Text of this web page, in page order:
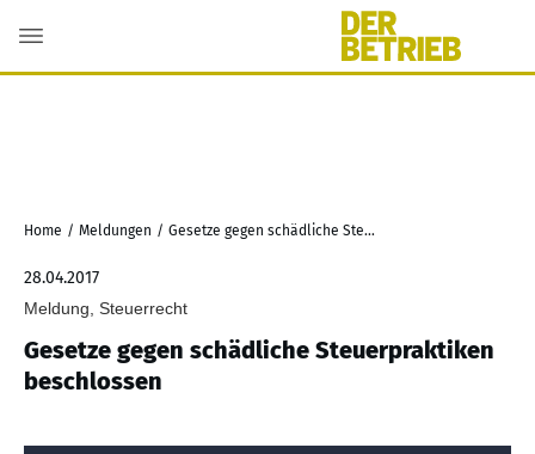
Home / Meldungen / Gesetze gegen schädliche Steuerpraktiken beschlossen
28.04.2017
Meldung, Steuerrecht
Gesetze gegen schädliche Steuerpraktiken
beschlossen